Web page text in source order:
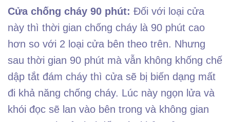
Cửa chống cháy 90 phút: Đối với loại cửa
này thì thời gian chống cháy là 90 phút cao
hơn so với 2 loại cửa bên theo trên. Nhưng
sau thời gian 90 phút mà vẫn không khống chế
dập tắt đám cháy thì cửa sẽ bị biến dạng mất
đi khả năng chống cháy. Lúc này ngọn lửa và
khói đọc sẽ lan vào bên trong và không gian